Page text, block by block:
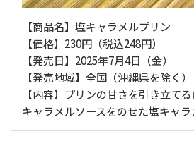
【商品名】塩キャラメルプリン
【価格】230円（税込248円）
【発売日】2025年7月4日（金）
【発売地域】全国（沖縄県を除く）
【内容】プリンの甘さを引き立て
キャラメルソースをのせた塩キャラ